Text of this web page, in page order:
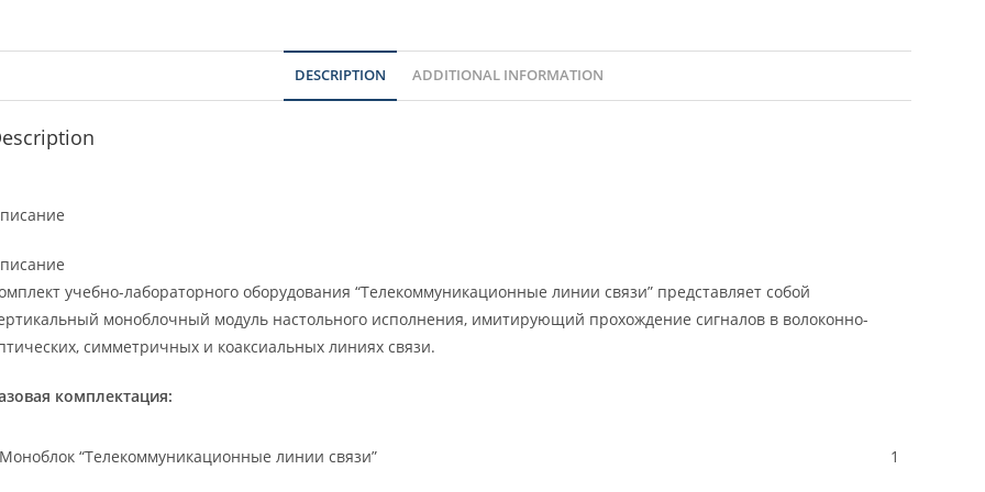
DESCRIPTION ADDITIONAL INFORMATION
учебно-лабораторного оборудования “Телекоммуникационные линии связи” представляет собой
моноблочный модуль настольного исполнения, имитирующий прохождение сигналов в волоконно-
симметричных и коаксиальных линиях связи.
комплектация:
Моноблок “Телекоммуникационные линии связи” 1